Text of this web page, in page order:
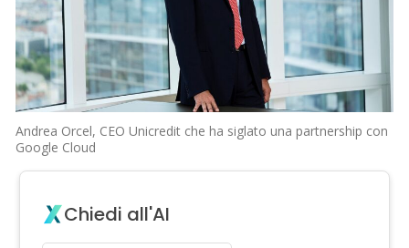
Andrea Orcel, CEO Unicredit che ha siglato una partnership con
Google Cloud
Chiedi all'AI